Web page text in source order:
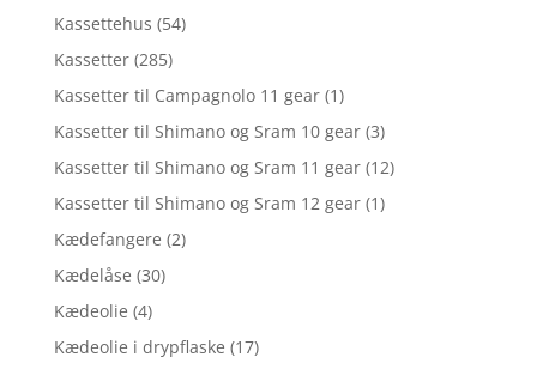
Kassettehus (54)
Kassetter (285)
Kassetter til Campagnolo 11 gear (1)
Kassetter til Shimano og Sram 10 gear (3)
Kassetter til Shimano og Sram 11 gear (12)
Kassetter til Shimano og Sram 12 gear (1)
Kædefangere (2)
Kædelåse (30)
Kædeolie (4)
Kædeolie i drypflaske (17)